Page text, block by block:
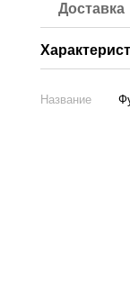
Доставка
Название